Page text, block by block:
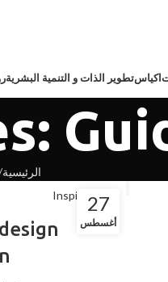
اكياستطوير الذات و التنمية البشرية
الرئيسية
27
أغسطس
Inspiration